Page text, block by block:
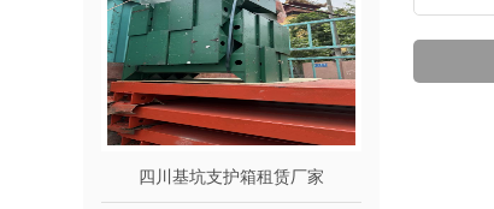
四川基坑支护箱租赁厂家